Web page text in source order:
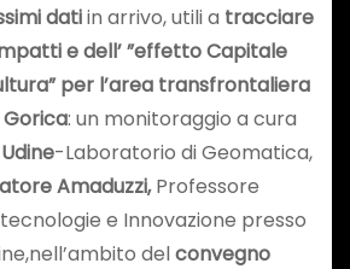
datiin arrivo, utili a tracciare
e dell’ ”effetto Capitale
per l’area transfrontaliera
Gorica: un monitoraggio a cura
-Laboratorio di Geomatica,
Amaduzzi,Professore
e Innovazione presso
delconvegno